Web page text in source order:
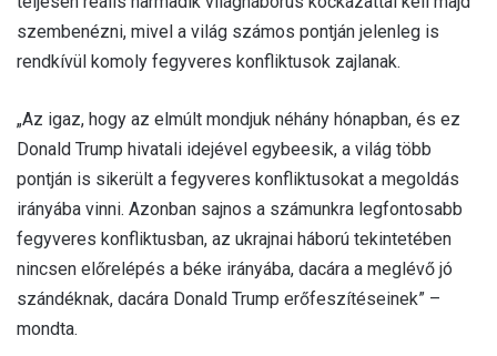
szembenézni, mivel a világ számos pontján jelenleg is
rendkívül komoly fegyveres konfliktusok zajlanak.
„Az igaz, hogy az elmúlt mondjuk néhány hónapban, és ez
Donald Trump hivatali idejével egybeesik, a világ több
pontján is sikerült a fegyveres konfliktusokat a megoldás
irányába vinni. Azonban sajnos a számunkra legfontosabb
fegyveres konfliktusban, az ukrajnai háború tekintetében
nincsen előrelépés a béke irányába, dacára a meglévő jó
szándéknak, dacára Donald Trump erőfeszítéseinek” –
mondta.